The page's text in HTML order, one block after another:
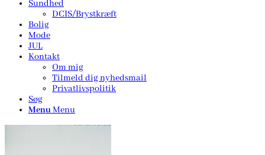
Sundhed
DCIS/Brystkræft
Bolig
Mode
JUL
Kontakt
Om mig
Tilmeld dig nyhedsmail
Privatlivspolitik
Søg
MenuMenu